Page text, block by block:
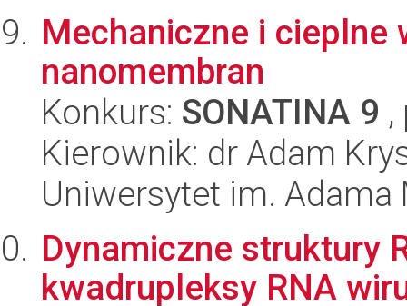
Mechaniczne i cieplne
nanomembran
Konkurs: SONATINA 9
Kierownik: dr Adam
Uniwersytet im.
Dynamiczne struktury
kwadrupleksy RNA